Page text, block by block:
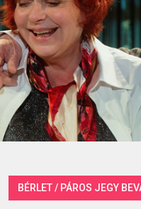
BÉRLET / PÁROS JEGY